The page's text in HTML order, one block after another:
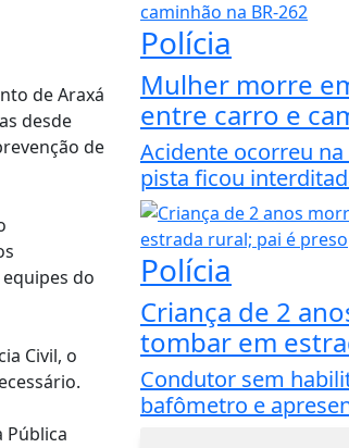
de Araxá
desde
de
do
Civil, o
Pública
Polícia
Mulher morre
entre carro e
Acidente ocorreu na
pista ficou
Polícia
Criança de 2
tombar em
Condutor sem
bafômetro e